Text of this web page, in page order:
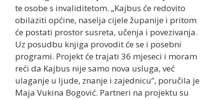
te osobe s invaliditetom. „Kajbus će redovito
obilaziti općine, naselja cijele županije i pritom
će postati prostor susreta, učenja i povezivanja.
Uz posudbu knjiga provodit će se i posebni
programi. Projekt će trajati 36 mjeseci i moram
reći da Kajbus nije samo nova usluga, već
ulaganje u ljude, znanje i zajednicu”, poručila je
Maja Vukina Bogović. Partneri na projektu su